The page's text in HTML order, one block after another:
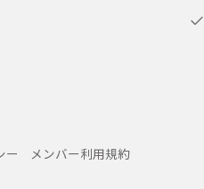
ー メンバー利用規約